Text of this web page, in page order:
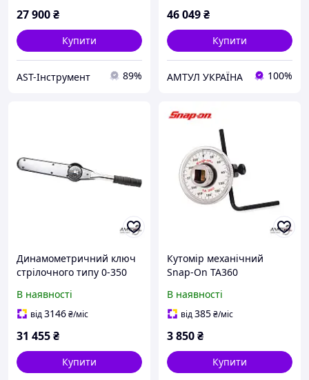
27 900₴
Купити
AST-Інструмент 89%
46 049₴
Купити
АМТУЛ УКРАЇНА 100%
Динамометричний ключ
стрілочного типу 0-350
В наявності
від3146₴/міс
31 455₴
Купити
Кутомір механічний
Snap-On TA360
В наявності
від385₴/міс
3 850₴
Купити